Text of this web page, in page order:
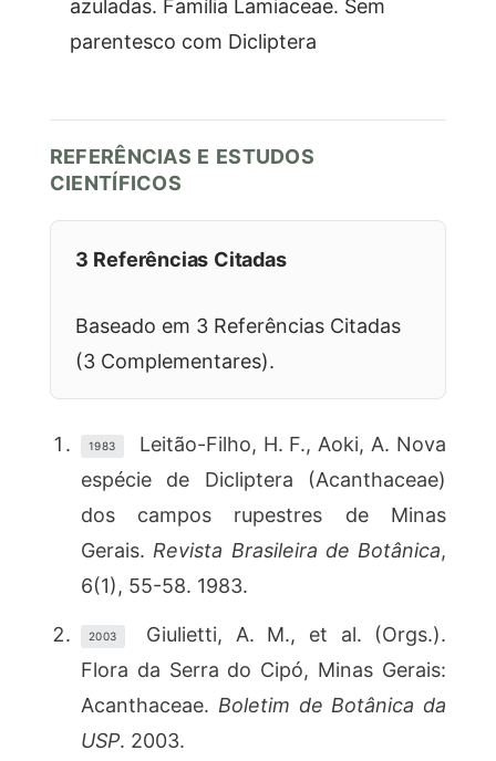
azuladas. Família Lamiaceae. Sem
parentesco com Dicliptera
REFERÊNCIAS E ESTUDOS
CIENTÍFICOS
3 Referências Citadas
Baseado em 3 Referências Citadas
(3 Complementares).
1983
Leitão-Filho, H. F., Aoki, A. Nova
espécie de Dicliptera (Acanthaceae)
dos campos rupestres de Minas
Gerais.Revista Brasileira de Botânica,
6(1), 55-58. 1983.
2003
Giulietti, A. M., et al. (Orgs.).
Flora da Serra do Cipó, Minas Gerais:
Acanthaceae. Boletim de Botânica da
USP. 2003.